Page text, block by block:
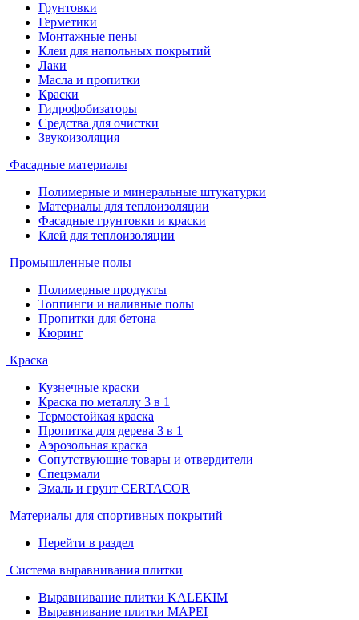
Грунтовки
Герметики
Монтажные пены
Клеи для напольных покрытий
Лаки
Масла и пропитки
Краски
Гидрофобизаторы
Средства для очистки
Звукоизоляция
Фасадные материалы
Полимерные и минеральные штукатурки
Материалы для теплоизоляции
Фасадные грунтовки и краски
Клей для теплоизоляции
Промышленные полы
Полимерные продукты
Топпинги и наливные полы
Пропитки для бетона
Кюринг
Краска
Кузнечные краски
Краска по металлу 3 в 1
Термостойкая краска
Пропитка для дерева 3 в 1
Аэрозольная краска
Сопутствующие товары и отвердители
Спецэмали
Эмаль и грунт CERTACOR
Материалы для спортивных покрытий
Перейти в раздел
Система выравнивания плитки
Выравнивание плитки KALEKIM
Выравнивание плитки MAPEI